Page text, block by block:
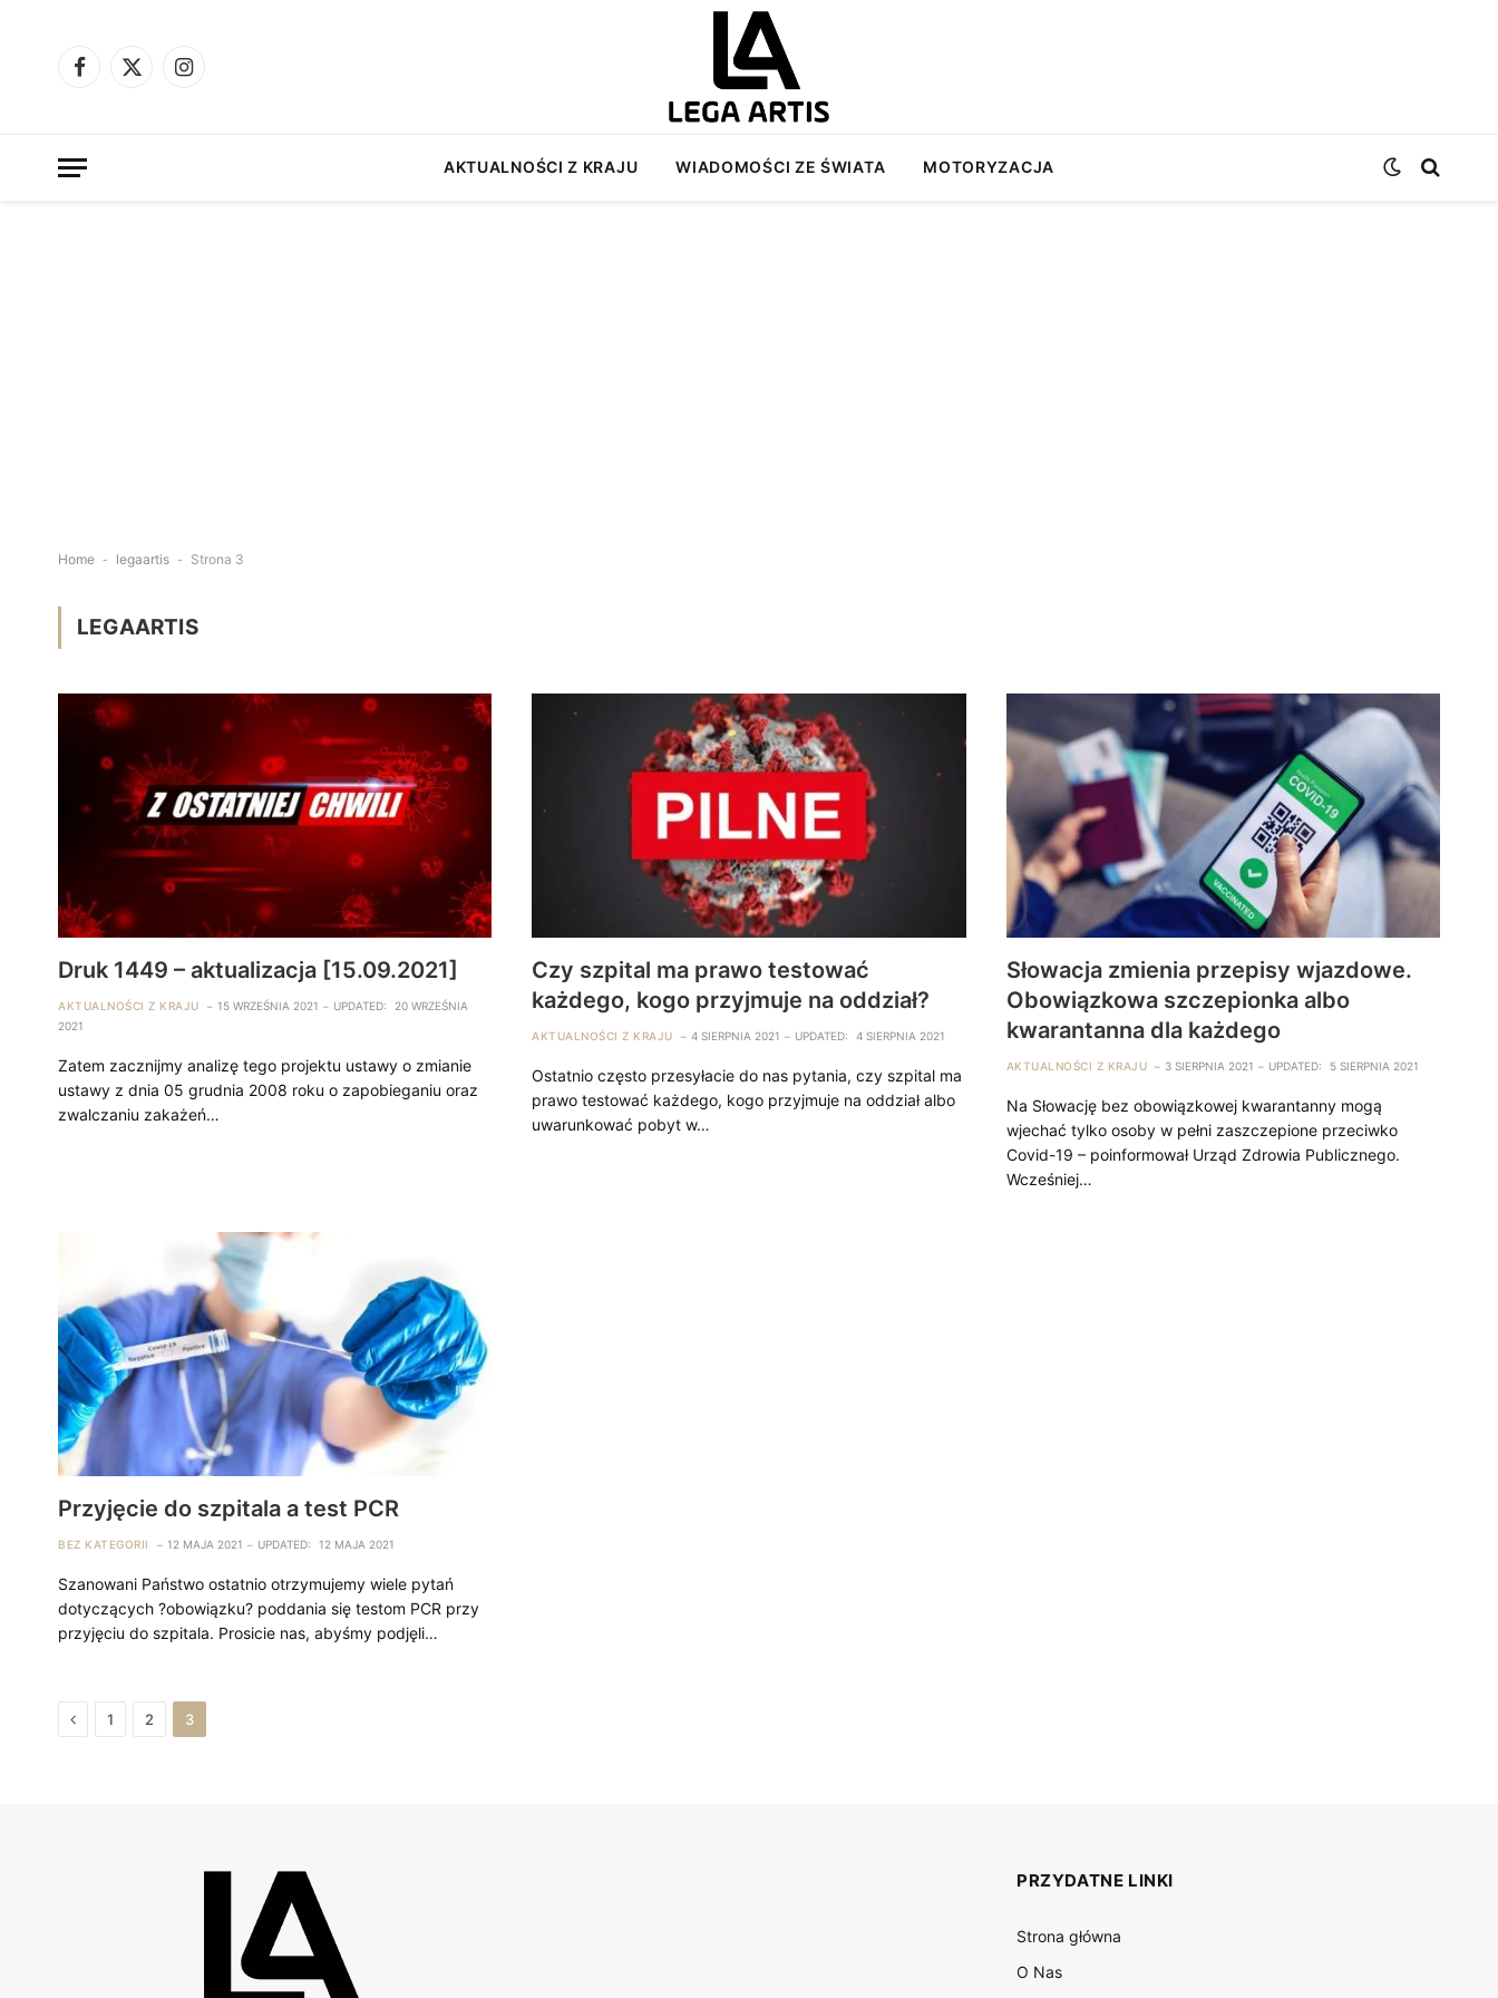
Facebook
X
Instagram
AKTUALNOŚCI Z KRAJU WIADOMOŚCI ZE ŚWIATA MOTORYZACJA
Home - legaartis - Strona 3
LEGAARTIS
Druk 1449 – aktualizacja [15.09.2021]
AKTUALNOŚCI Z KRAJU 15 WRZEŚNIA 2021 UPDATED:
20 WRZEŚNIA
2021
Zatem zacznijmy analizę tego projektu ustawy o zmianie
ustawy z dnia 05 grudnia 2008 roku o zapobieganiu oraz
zwalczaniu zakażeń…
Czy szpital ma prawo testować
każdego, kogo przyjmuje na oddział?
AKTUALNOŚCI Z KRAJU 4 SIERPNIA 2021 UPDATED: 4 SIERPNIA 2021
Ostatnio często przesyłacie do nas pytania, czy szpital ma
prawo testować każdego, kogo przyjmuje na oddział albo
uwarunkować pobyt w…
Słowacja zmienia przepisy wjazdowe.
Obowiązkowa szczepionka albo
kwarantanna dla każdego
AKTUALNOŚCI Z KRAJU 3 SIERPNIA 2021 UPDATED: 5 SIERPNIA 2021
Na Słowację bez obowiązkowej kwarantanny mogą
wjechać tylko osoby w pełni zaszczepione przeciwko
Covid-19 – poinformował Urząd Zdrowia Publicznego.
Wcześniej…
Przyjęcie do szpitala a test PCR
BEZ KATEGORII 12 MAJA 2021 UPDATED: 12 MAJA 2021
Szanowani Państwo ostatnio otrzymujemy wiele pytań
dotyczących ?obowiązku? poddania się testom PCR przy
przyjęciu do szpitala. Prosicie nas, abyśmy podjęli…
Previous
1 2 3
PRZYDATNE LINKI
Strona główna
O Nas